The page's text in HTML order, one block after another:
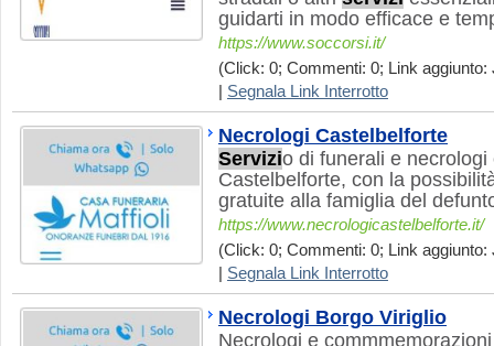
guidarti in modo efficace e
https://www.soccorsi.it/
(Click: 0; Commenti: 0; Link aggiunto:
Segnala Link Interrotto
Necrologi Castelbelforte
Servizio di funerali e
Castelbelforte, con la
gratuite alla famiglia del
https://www.necrologicastelbelforte.it/
(Click: 0; Commenti: 0; Link aggiunto:
Segnala Link Interrotto
Necrologi Borgo Viriglio
Necrologi e